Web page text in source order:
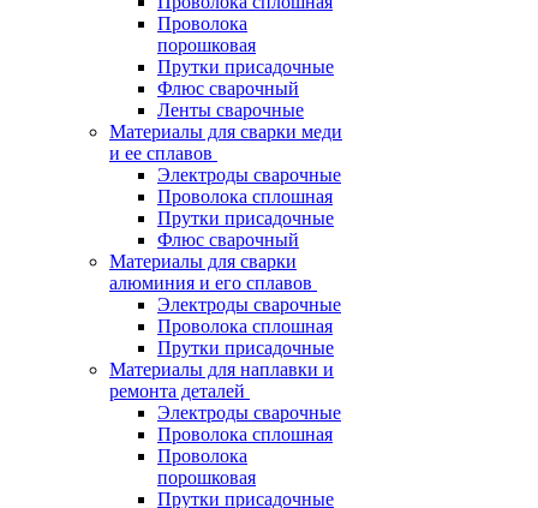
Проволока
порошковая
Прутки присадочные
Флюс сварочный
Ленты сварочные
Материалы для сварки меди
и ее сплавов
Электроды сварочные
Проволока сплошная
Прутки присадочные
Флюс сварочный
Материалы для сварки
алюминия и его сплавов
Электроды сварочные
Проволока сплошная
Прутки присадочные
Материалы для наплавки и
ремонта деталей
Электроды сварочные
Проволока сплошная
Проволока
порошковая
Прутки присадочные